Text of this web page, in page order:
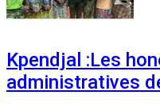
Kpendjal :Les
administratives